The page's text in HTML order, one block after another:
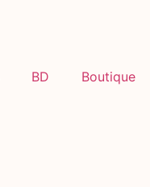
BD Boutique